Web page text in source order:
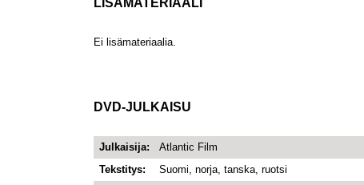
LISÄMATERIAALI
Ei lisämateriaalia.
DVD-JULKAISU
Julkaisija:
Atlantic Film
Tekstitys:
Suomi, norja, tanska, ruotsi